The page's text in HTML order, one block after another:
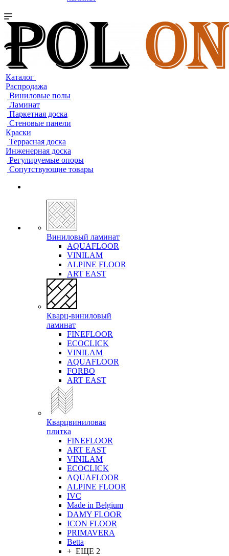
Каталог
Распродажа
Виниловые полы
Ламинат
Паркетная доска
Стеновые панели
Краски
Террасная доска
Инженерная доска
Регулируемые опоры
Сопутствующие товары
Виниловый ламинат
AQUAFLOOR
VINILAM
ALPINE FLOOR
ART EAST
Кварц-виниловый
ламинат
FINEFLOOR
ECOCLICK
VINILAM
AQUAFLOOR
FORBO
ART EAST
Кварцвиниловая
плитка
FINEFLOOR
ART EAST
VINILAM
ECOCLICK
AQUAFLOOR
ALPINE FLOOR
IVC
Made in Belgium
DAMY FLOOR
ICON FLOOR
PRIMAVERA
Betta
+ ЕЩЕ 2